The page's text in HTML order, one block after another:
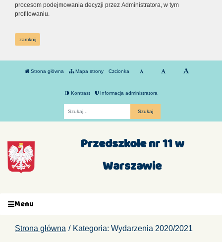
procesom podejmowania decyzji przez Administratora, w tym
profilowaniu.
zamknij
Strona główna Mapa strony Czcionka
Kontrast Informacja administratora
Przedszkole nr 11 w
Warszawie
Menu
Strona główna Kategoria: Wydarzenia 2020/2021